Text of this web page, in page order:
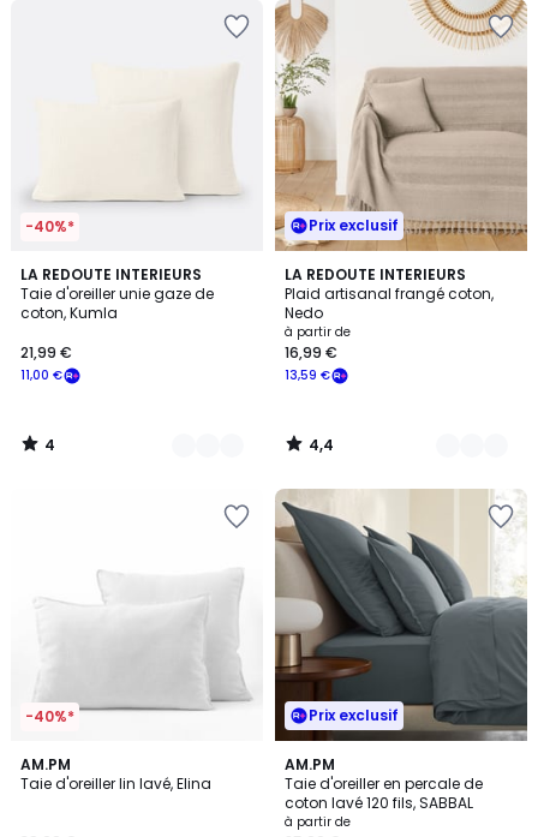
-40%*
LA REDOUTE INTERIEURS
Taie d'oreiller unie gaze de
coton, Kumla
11,00 €
21,99 €
4
/
5
17
Couleurs
4
/
Prix exclusif
LA REDOUTE INTERIEURS
Plaid artisanal frangé coton,
Nedo
à partir de
13,59 €
16,99 €
4,4
/ 5
12
Couleurs
4,4
/
-40%*
AM.PM
Taie d'oreiller lin lavé, Elina
4,3
/ 5
25
Couleurs
Prix exclusif
AM.PM
Taie d'oreiller en percale de
coton lavé 120 fils, SABBAL
à partir de
4,6
/ 5
10
Couleurs